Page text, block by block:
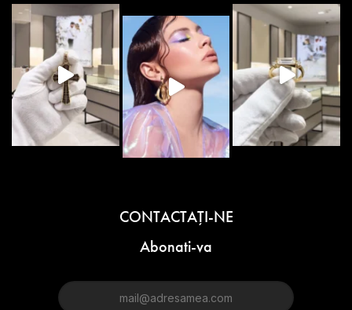
CONTACTAŢI-NE
Abonati-va